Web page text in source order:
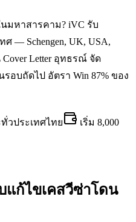
มหาสารคาม? iVC รับ
ศ — Schengen, UK, USA,
Cover Letter อุทธรณ์ จัด
อบถัดไป อัตรา Win 87% ของ
วประเทศไทย เริ่ม 8,000
แก้ไขเคสวีซ่าโดน